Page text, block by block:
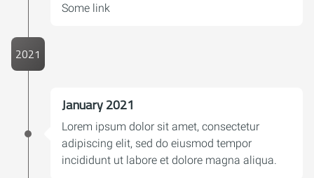
Some link
2021
January 2021
Lorem ipsum dolor sit amet, consectetur
adipiscing elit, sed do eiusmod tempor
incididunt ut labore et dolore magna aliqua.